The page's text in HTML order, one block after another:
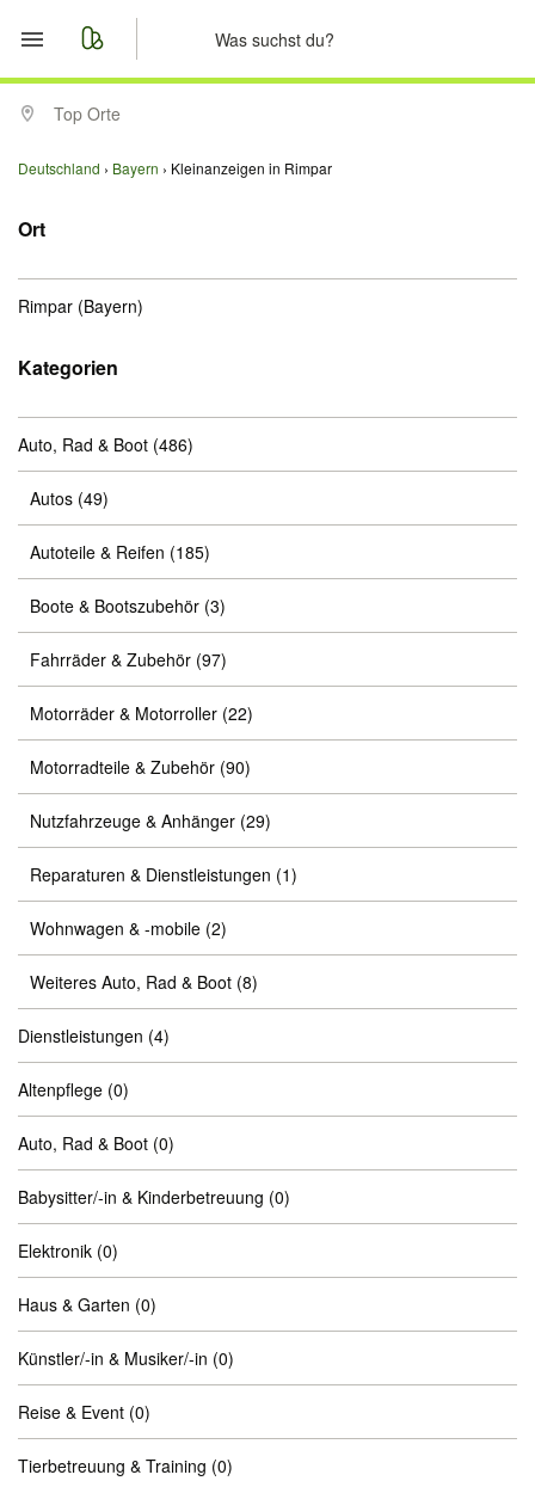
Start
Merkliste
Anzeige aufgeben
Top Orte
Deutschland Bayern Kleinanzeigen in Rimpar
Ort
Rimpar (Bayern)
Kategorien
Auto, Rad & Boot (486)
Autos (49)
Autoteile & Reifen (185)
Boote & Bootszubehör (3)
Fahrräder & Zubehör (97)
Motorräder & Motorroller (22)
Motorradteile & Zubehör (90)
Nutzfahrzeuge & Anhänger (29)
Reparaturen & Dienstleistungen (1)
Wohnwagen & -mobile (2)
Weiteres Auto, Rad & Boot (8)
Dienstleistungen (4)
Altenpflege (0)
Auto, Rad & Boot (0)
Babysitter/-in & Kinderbetreuung (0)
Elektronik (0)
Haus & Garten (0)
Künstler/-in & Musiker/-in (0)
Reise & Event (0)
Tierbetreuung & Training (0)